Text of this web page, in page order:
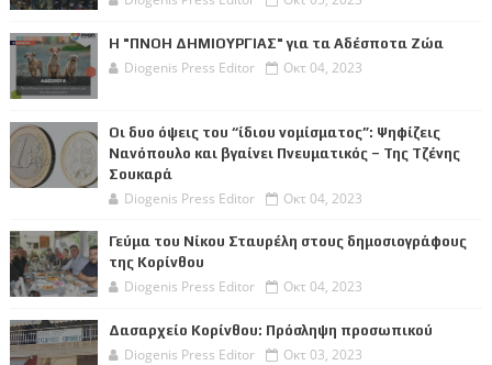
Η "ΠΝΟΗ ΔΗΜΙΟΥΡΓΙΑΣ" για τα Αδέσποτα Ζώα
Diogenis Press Editor Οκτ 04, 2023
Οι δυο όψεις του “ίδιου νομίσματος”: Ψηφίζεις
Νανόπουλο και βγαίνει Πνευματικός – Της Τζένης
Σουκαρά
Diogenis Press Editor Οκτ 04, 2023
Γεύμα του Νίκου Σταυρέλη στους δημοσιογράφους
της Κορίνθου
Diogenis Press Editor Οκτ 04, 2023
Δασαρχείο Κορίνθου: Πρόσληψη προσωπικού
Diogenis Press Editor Οκτ 03, 2023